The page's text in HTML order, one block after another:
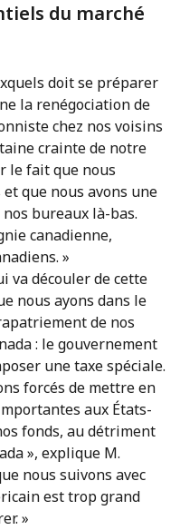
du marché
doit se préparer
la renégociation de
chez nos voisins
crainte de notre
le fait que nous
que nous avons une
bureaux là-bas.
canadienne,
»
va découler de cette
nous ayons dans le
de nos
: le gouvernement
une taxe spéciale.
forcés de mettre en
aux États-
fonds, au détriment
», explique M.
nous suivons avec
est trop grand
»